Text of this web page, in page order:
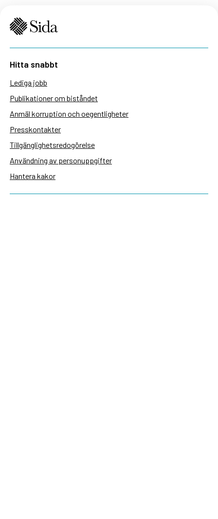
Hitta snabbt
Lediga jobb
Publikationer om biståndet
Anmäl korruption och oegentligheter
Presskontakter
Tillgänglighetsredogörelse
Användning av personuppgifter
Hantera kakor